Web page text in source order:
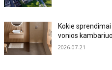
Kokie
vonios
2026-07-21